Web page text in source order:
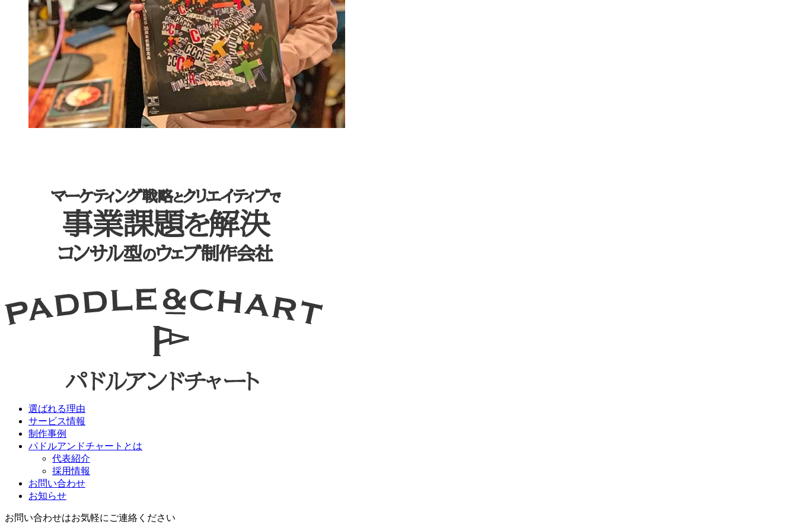
選ばれる理由
サービス情報
制作事例
パドルアンドチャートとは
代表紹介
採用情報
お問い合わせ
お知らせ
お問い合わせはお気軽にご連絡ください